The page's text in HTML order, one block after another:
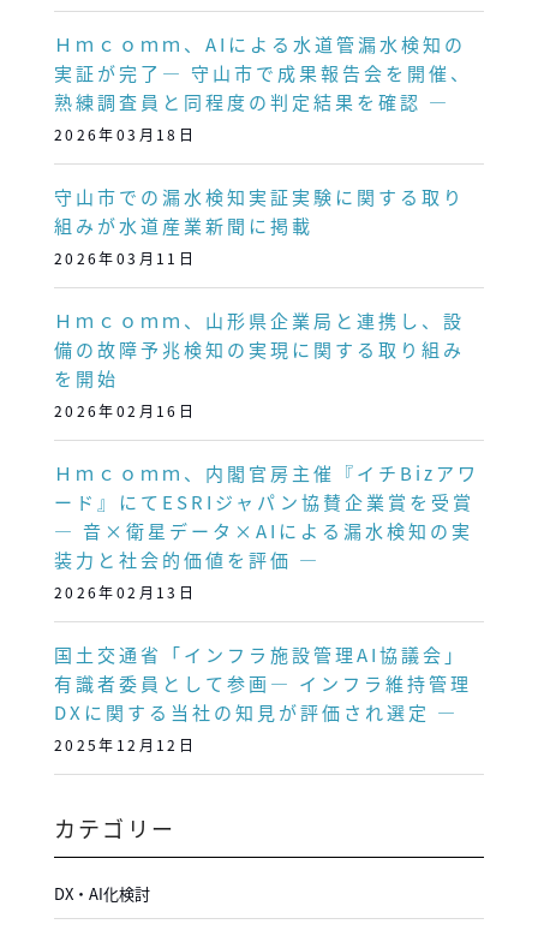
Ｈｍｃｏｍｍ、AIによる水道管漏水検知の
実証が完了― 守山市で成果報告会を開催、
熟練調査員と同程度の判定結果を確認 ―
2026年03月18日
守山市での漏水検知実証実験に関する取り
組みが水道産業新聞に掲載
2026年03月11日
Ｈｍｃｏｍｍ、山形県企業局と連携し、設
備の故障予兆検知の実現に関する取り組み
を開始
2026年02月16日
Ｈｍｃｏｍｍ、内閣官房主催『イチBizアワ
ード』にてESRIジャパン協賛企業賞を受賞
― 音×衛星データ×AIによる漏水検知の実
装力と社会的価値を評価 ―
2026年02月13日
国土交通省「インフラ施設管理AI協議会」
有識者委員として参画― インフラ維持管理
DXに関する当社の知見が評価され選定 ―
2025年12月12日
カテゴリー
DX・AI化検討